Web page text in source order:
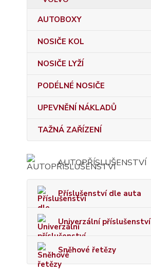
AUTOBOXY
NOSIČE KOL
NOSIČE LYŽÍ
PODÉLNÉ NOSIČE
UPEVNĚNÍ NÁKLADŮ
TAŽNÁ ZAŘÍZENÍ
AUTOPŘÍSLUŠENSTVÍ
Příslušenství dle auta
Univerzální příslušenství
Sněhové řetězy